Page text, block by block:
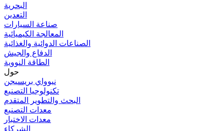
البحرية
التعدين
صناعة السيارات
المعالجة الكيميائية
الصناعات الدوائية والغذائية
الدفاع والجيش
الطاقة النووية
حول
نيوواي بريسيجن
تكنولوجيا التصنيع
البحث والتطوير المتقدم
معدات التصنيع
معدات الاختبار
الشركاء